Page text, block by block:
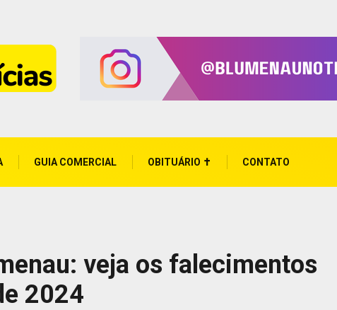
GUIA COMERCIAL OBITUÁRIO ✝ CONTATO
veja os falecimentos
2024